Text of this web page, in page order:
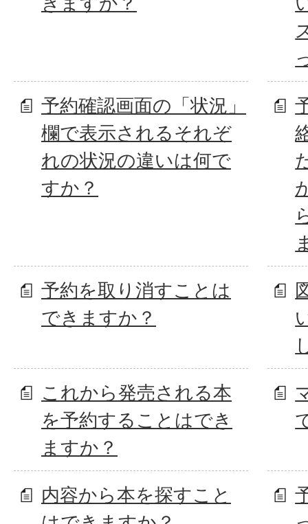
予約確認画面の「状況」
欄で表示されるそれぞ
れの状況の違いは何で
すか？
予約を取り消すことは
できますか？
これから発売される本
を予約することはでき
ますか？
内容から本を探すこと